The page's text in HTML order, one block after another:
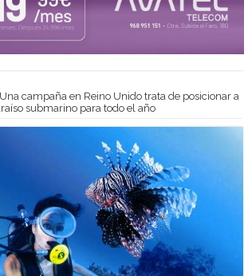
Una campaña en Reino Unido trata de posicionar a
submarino para todo el año